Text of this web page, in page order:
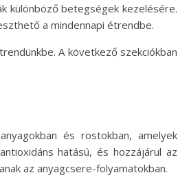
különböző betegségek kezelésére.
a mindennapi étrendbe.
A következő szekciókban
és rostokban, amelyek
hatású, és hozzájárul az
az anyagcsere-folyamatokban.